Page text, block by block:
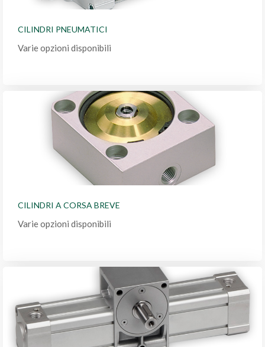
CILINDRI PNEUMATICI
Varie opzioni disponibili
CILINDRI A CORSA BREVE
Varie opzioni disponibili